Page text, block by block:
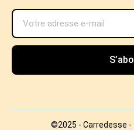
©2025 - Carredesse